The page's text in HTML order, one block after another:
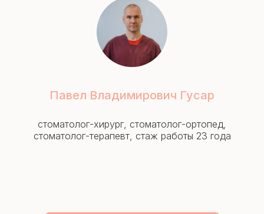
Павел Владимирович Гусар
стоматолог-хирург, стоматолог-ортопед,
стоматолог-терапевт, стаж работы 23 года